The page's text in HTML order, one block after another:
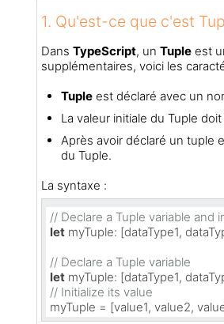
1. Qu'est-ce que c'est
Dans TypeScript, un Tupleest
supplémentaires, voici les
Tupleest déclaré avec un
La valeur initiale du Tuple
Après avoir déclaré un tuple
du Tuple.
La syntaxe :
// Declare a Tuple variable and
let myTuple: [dataType1,
// Declare a Tuple variable
let myTuple
// Initialize its value
myTuple = [value1, value2,